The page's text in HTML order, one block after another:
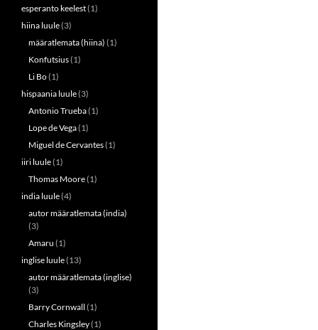
esperanto keelest(1)
hiina luule(3)
määratlemata (hiina) (1)
Konfutsius(1)
Li Bo(1)
hispaania luule(3)
Antonio Trueba(1)
Lope de Vega(1)
Miguel de Cervantes(1)
iiri luule(1)
Thomas Moore(1)
india luule(4)
autor määratlemata (india)
(3)
Amaru (1)
inglise luule(13)
autor määratlemata (inglise)
(3)
Barry Cornwall (1)
Charles Kingsley(1)